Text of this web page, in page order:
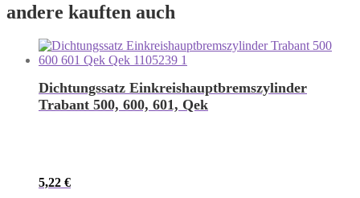
andere kauften auch
Dichtungssatz Einkreishauptbremszylinder
Trabant 500, 600, 601, Qek
5,22 €